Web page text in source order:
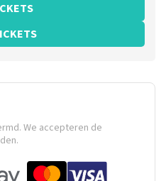
We accepteren de